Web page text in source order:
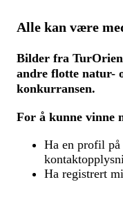
Alle kan være
Bilder fra
andre flotte natur-
konkurransen.
For å kunne vinne
Ha en profil på
Ha registrert